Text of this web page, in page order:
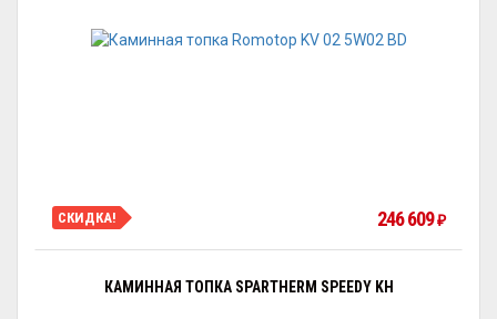
СКИДКА! 246 609₽
КАМИННАЯ ТОПКА SPARTHERM SPEEDY KH